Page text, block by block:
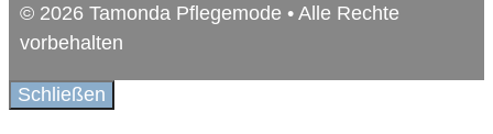
© 2026 Tamonda Pflegemode • Alle Rechte
vorbehalten
Schließen